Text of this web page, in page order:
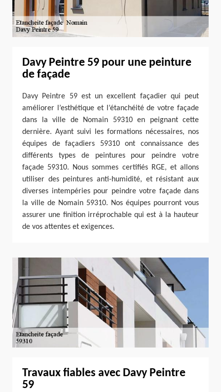
Davy Peintre 59 pour une peinture
de façade
Davy Peintre 59 est un excellent façadier qui peut
améliorer l’esthétique et l’étanchéité de votre façade
dans la ville de Nomain 59310 en peignant cette
dernière. Ayant suivi les formations nécessaires, nos
équipes de façadiers 59310 ont connaissance des
différents types de peintures pour peindre votre
façade 59310. Nous sommes certifiés RGE, et allons
utiliser des peintures anti-humidité, et résistant aux
diverses intempéries pour peindre votre façade dans
la ville de Nomain 59310. Nos équipes pourront vous
assurer une finition irréprochable qui est à la hauteur
de vos attentes et exigences.
Travaux fiables avec Davy Peintre
59